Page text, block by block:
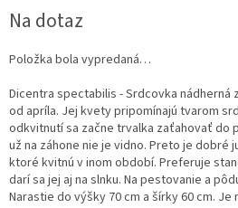
cena:
Na dotaz
Položka bola vypredaná…
Dicentra spectabilis - Srdcovka nádherná
od apríla. Jej kvety pripomínajú tvarom
odkvitnutí sa začne trvalka zaťahovať do
už na záhone nie je vidno. Preto je dobré
ktoré kvitnú v inom období. Preferuje
darí sa jej aj na slnku. Na pestovanie a
Narastie do výšky 70 cm a šírky 60 cm. Je